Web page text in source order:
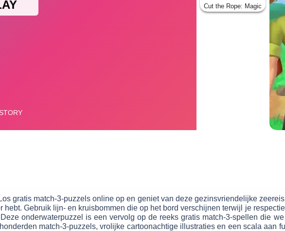
Cut the Rope: Magic
gratis match-3-puzzels online op en geniet van deze gezinsvriendelijke
Gebruik lijn- en kruisbommen die op het bord verschijnen terwijl je
onderwaterpuzzel is een vervolg op de reeks gratis match-3-spellen die
match-3-puzzels, vrolijke cartoonachtige illustraties en een scala aan